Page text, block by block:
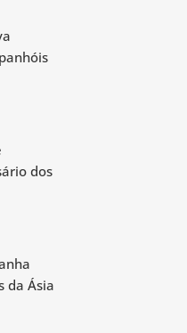
dos
da Ásia